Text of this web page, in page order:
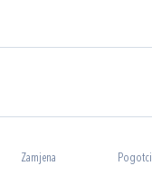
Zamjena Pogotci